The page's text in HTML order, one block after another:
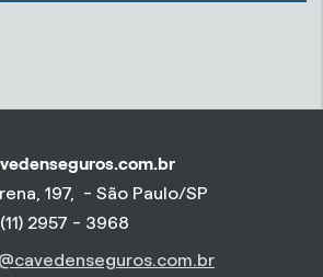
197, - São Paulo/SP
(11) 2957 - 3968